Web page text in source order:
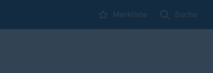
Merkliste Suche